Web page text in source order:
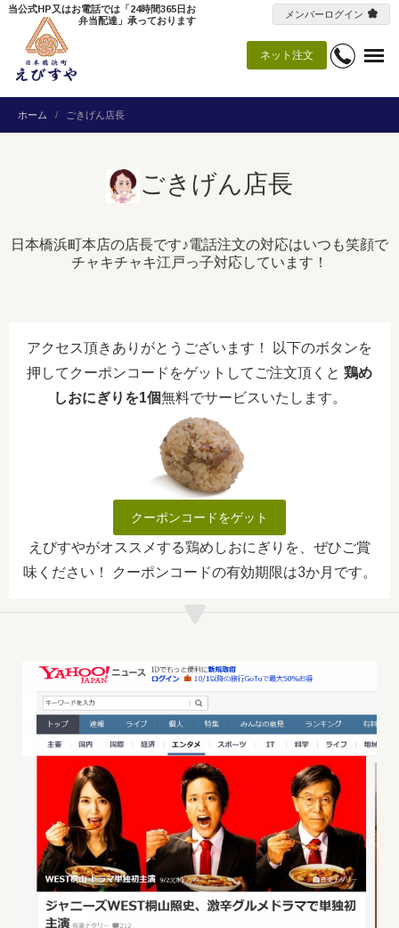
ネット注文
当公式HP又はお電話では「24時間365日お
弁当配達」承っております
メンバーログイン
ホーム ごきげん店長
ごきげん店長
日本橋浜町本店の店長です♪電話注文の対応はいつも笑顔で
チャキチャキ江戸っ子対応しています！
アクセス頂きありがとうございます！ 以下のボタンを
押してクーポンコードをゲットしてご注文頂くと 鶏め
しおにぎりを1個無料でサービスいたします。
クーポンコードをゲット
えびすやがオススメする鶏めしおにぎりを、ぜひご賞
味ください！ クーポンコードの有効期限は3か月です。